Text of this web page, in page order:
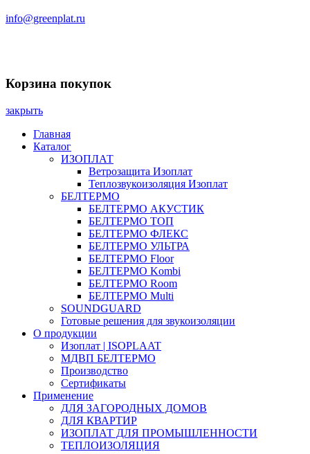
info@greenplat.ru
Корзина покупок
закрыть
Главная
Каталог
ИЗОПЛАТ
Ветрозащита Изоплат
Теплозвукоизоляция Изоплат
БЕЛТЕРМО
БЕЛТЕРМО АКУСТИК
БЕЛТЕРМО ТОП
БЕЛТЕРМО ФЛЕКС
БЕЛТЕРМО УЛЬТРА
БЕЛТЕРМО Floor
БЕЛТЕРМО Kombi
БЕЛТЕРМО Room
БЕЛТЕРМО Multi
SOUNDGUARD
Готовые решения для звукоизоляции
О продукции
Изоплат | ISOPLAAT
МДВП БЕЛТЕРМО
Производство
Сертификаты
Применение
ДЛЯ ЗАГОРОДНЫХ ДОМОВ
ДЛЯ КВАРТИР
ИЗОПЛАТ ДЛЯ ПРОМЫШЛЕННОСТИ
ТЕПЛОИЗОЛЯЦИЯ